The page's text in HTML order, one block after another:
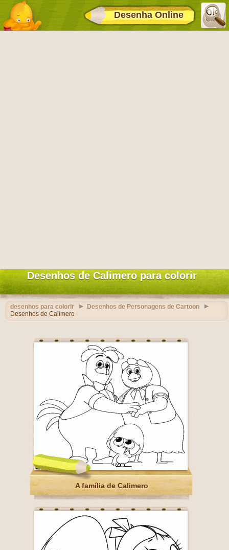
Desenha Online
Desenhos de Calimero para colorir
desenhos para colorir
Desenhos de Personagens de Cartoon
Desenhos de Calimero
A família de Calimero